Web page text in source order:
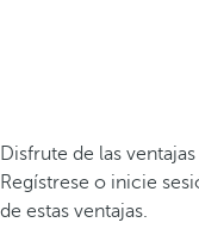
Disfrute de las
Regístrese o inicie
de estas ventajas.